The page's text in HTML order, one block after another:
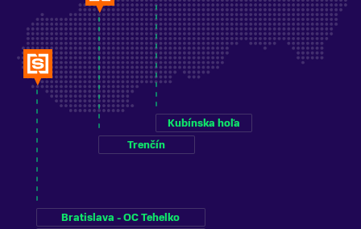
Bratislava - OC Tehelko
Trenčín
Kubínska hoľa